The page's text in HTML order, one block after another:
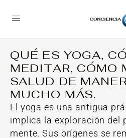
QUÉ ES YOGA,
MEDITAR, CÓMO
SALUD DE
MUCHO MÁS.
El yoga es una antigua
implica la exploración del
mente. Sus orígenes se